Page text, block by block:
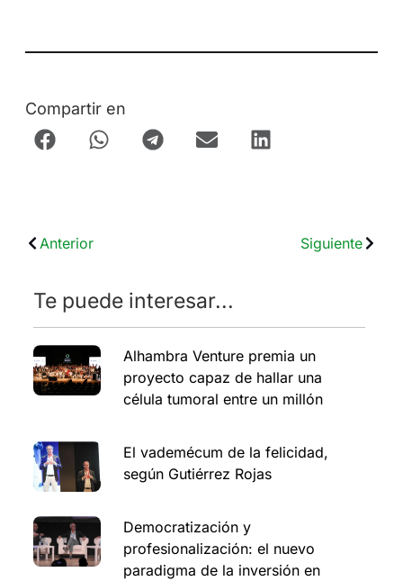
Compartir en
Anterior Siguiente
Te puede interesar...
Alhambra Venture premia un
proyecto capaz de hallar una
célula tumoral entre un millón
El vademécum de la felicidad,
según Gutiérrez Rojas
Democratización y
profesionalización: el nuevo
paradigma de la inversión en